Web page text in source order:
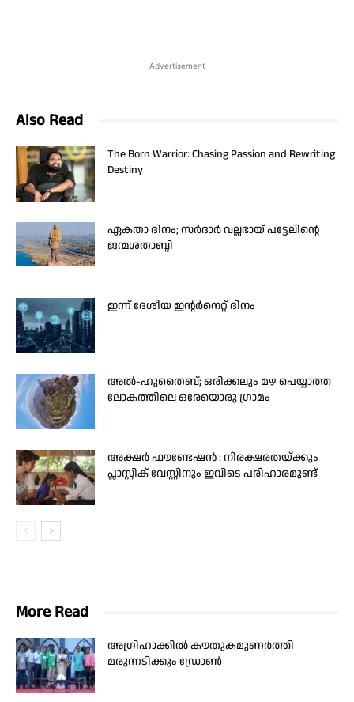
Advertisement
Also Read
The Born Warrior: Chasing Passion and Rewriting
Destiny
ഏകതാ ദിനം; സർദാർ വല്ലഭായ് പട്ടേലിന്റെ
ജന്മശതാബ്ദി
ഇന്ന് ദേശീയ ഇന്റർനെറ്റ് ദിനം
അൽ-ഹുതൈബ്; ഒരിക്കലും മഴ പെയ്യാത്ത
ലോകത്തിലെ ഒരേയൊരു ഗ്രാമം
അക്ഷർ ഫൗണ്ടേഷൻ : നിരക്ഷരതയ്ക്കും
പ്ലാസ്റ്റിക് വേസ്റ്റിനും ഇവിടെ പരിഹാരമുണ്ട്
More Read
അഗ്രിഹാക്കില്‍ കൗതുകമുണര്‍ത്തി
മരുന്നടിക്കും ഡ്രോണ്‍